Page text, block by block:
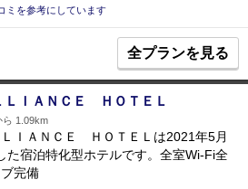
ミを参考にしています
全プランを見る
ＬＩＡＮＣＥ ＨＯＴＥＬ
ら 1.09km
ＬＩＡＮＣＥ ＨＯＴＥＬは2021年5月
た宿泊特化型ホテルです。全室Wi-Fi全
完備